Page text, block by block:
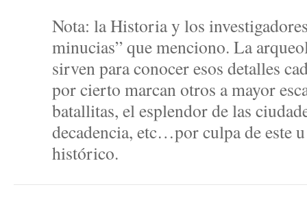
Nota: la Historia y los
minucias” que menciono. La
sirven para conocer esos detalles
por cierto marcan otros a mayor
batallitas, el esplendor de las
decadencia, etc…por culpa de este
histórico.